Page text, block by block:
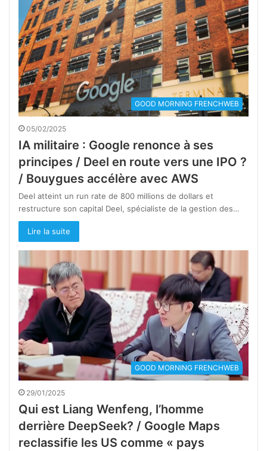
GOOD MORNING FRENCHWEB
05/02/2025
IA militaire : Google renonce à ses
principes / Deel en route vers une IPO ?
/ Bouygues accélère avec AWS
Deel atteint un run rate de 800 millions de dollars et
restructure son capital Deel, spécialiste de la gestion des…
Lire la suite
GOOD MORNING FRENCHWEB
29/01/2025
Qui est Liang Wenfeng, l’homme
derrière DeepSeek? / Google Maps
reclassifie les US comme « pays